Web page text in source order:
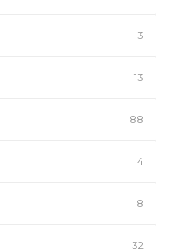
3
13
88
4
8
32